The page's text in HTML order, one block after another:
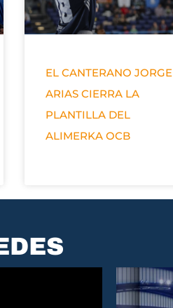
EL CANTERANO JORGE
ARIAS CIERRA LA
PLANTILLA DEL
ALIMERKA OCB